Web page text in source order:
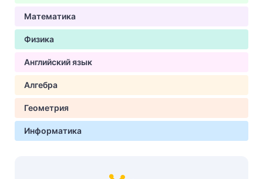
Математика
Физика
Английский язык
Алгебра
Геометрия
Информатика